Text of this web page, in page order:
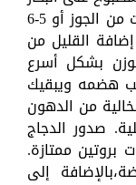
2-3 مرات في الأسبوع ، وتناول 2-3 حبات من الجوز أو 5-6
القليل من
بشكل أسرع
هضمه ويبقيك
من الدهون
صدور الدجاج
بروتين ممتازة.
إلى